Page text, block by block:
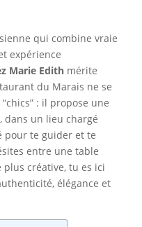
qui combine vraie
expérience
Marie Edith mérite
du Marais ne se
: il propose une
dans un lieu chargé
pour te guider et te
entre une table
créative, tu es ici
élégance et